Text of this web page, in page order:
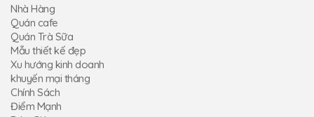
Nhà Hàng
Quán cafe
Quán Trà Sữa
Mẫu thiết kế đẹp
Xu hướng kinh doanh
khuyến mại tháng
Chính Sách
Điểm Mạnh